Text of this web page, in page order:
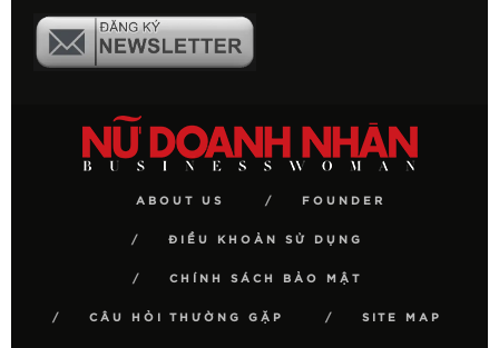
ABOUT US FOUNDER
ĐIỀU KHOẢN SỬ DỤNG
CHÍNH SÁCH BẢO MẬT
CÂU HỎI THƯỜNG GẶP SITE MAP